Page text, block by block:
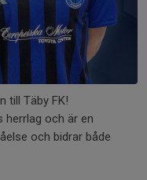
till Täby FK!
herrlag och är en
och bidrar både